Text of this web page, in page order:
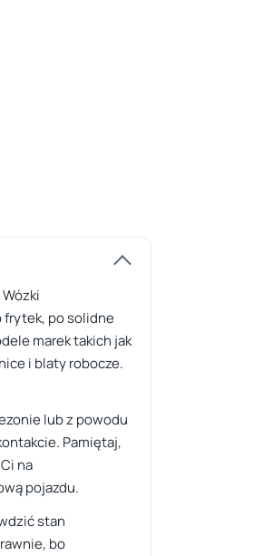
frytek, po solidne
marek takich jak
i blaty robocze.
lub z powodu
Pamiętaj,
na
pojazdu.
stan
bo